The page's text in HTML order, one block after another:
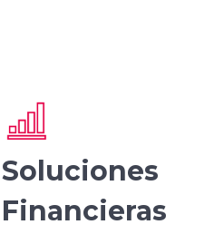
Soluciones
Financieras